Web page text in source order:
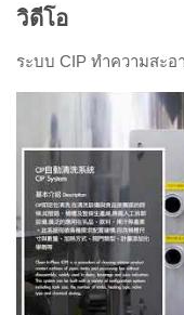
วิดีโอ
ระบบ CIP ทำความสะอ